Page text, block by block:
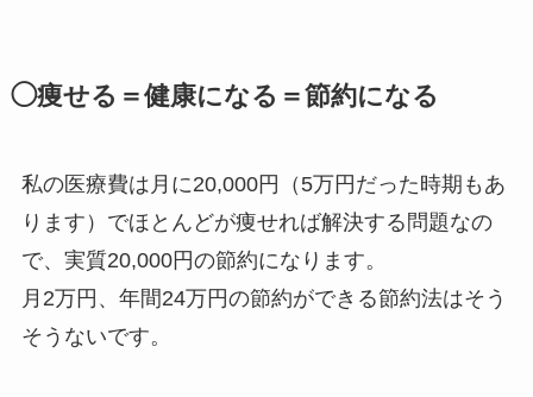
◯痩せる＝健康になる＝節約になる
私の医療費は月に20,000円（5万円だった時期もあ
ります）でほとんどが痩せれば解決する問題なの
で、実質20,000円の節約になります。
月2万円、年間24万円の節約ができる節約法はそう
そうないです。